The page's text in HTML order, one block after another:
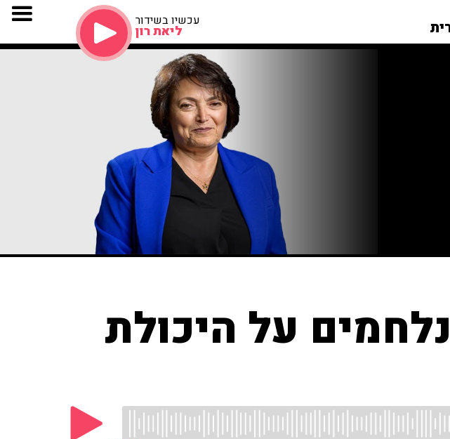
עכשיו בשידור
ליאת רון
על היכולת